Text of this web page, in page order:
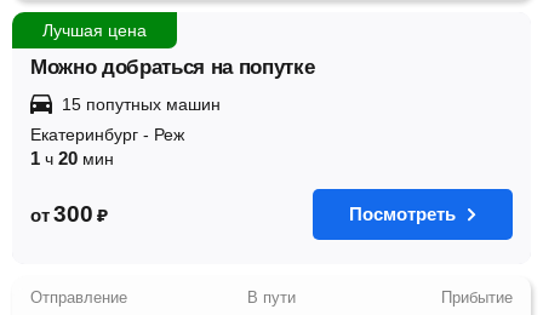
Лучшая цена
Можно добраться на попутке
15 попутных машин
Екатеринбург - Реж
1 ч 20 мин
от 300 ₽ Посмотреть